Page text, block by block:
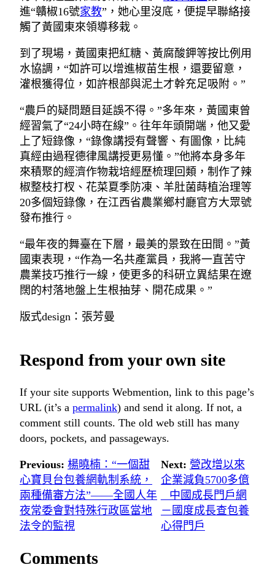
進“贛椒16號家教”，她心里沒底，便提早聯絡接
觸了黃國東來領導移栽。
到了現場，黃國東把紅糖、黃腐酸鉀等按比例用
水協調，“如許可以增進椒苗生根，還要留意，
灌根獲得位，如許根部與泥土才幹充足吸附。”
“農戶的疑問題目延誤不得。”多年來，黃國東曾
經習氣了“24小時在線”。往年年頭開端，他又愛
上了短錄像，“錄像講授有聲響、有圖像，比純
真經由過程德律風講授更易懂。”他將本身多年
來積聚的經濟作物栽培經歷梳理回類，制作了辣
椒整枝打杈、花菜夏季防凍、羊肚菌蒔植治理等
20多個短錄像，在江西省農業鄉村廳官方大眾號
發布推行。
“最年夜的舞臺在下層，最美的景致在田間。”黃
國東表現，“作為一名共產黨員，我將一直苦守
農業技巧推行一線，使更多的科研立異結果在遼
闊的村落地盤上生根抽芽、開花成果。”
版式design：張芳曼
Respond from your own site
If your site supports Webmention, link to this page’s
URL (it’s a permalink) and send it along. If not, a
comment still counts. The old web still has many
doors, pockets, and passageways.
Previous: 楊曉楠：“一個甜
心寶貝台包養網軌制系統，
兩種備審方法”——全國人年
夜常委會對特殊行政區當地
法令的監視
Next: 營改增以來
企業減負5700多億
_ 中國成長門戶網
－國度成長查包養
心得門戶
Comments